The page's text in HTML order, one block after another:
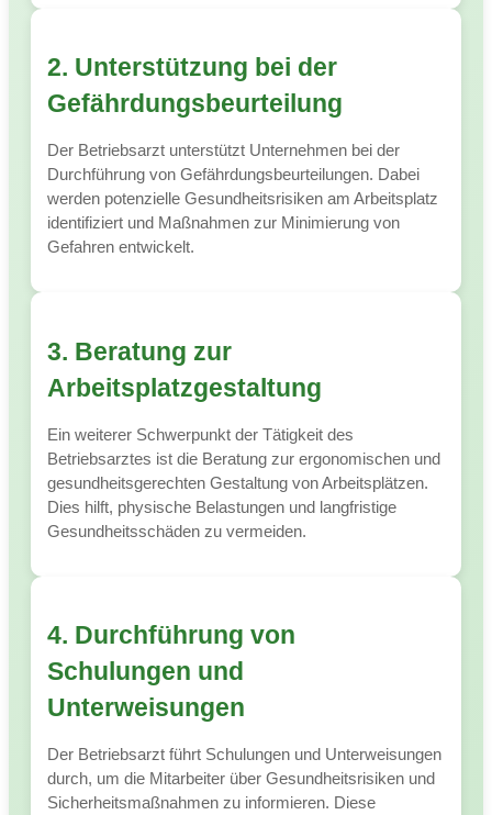
2. Unterstützung bei der
Gefährdungsbeurteilung
Der Betriebsarzt unterstützt Unternehmen bei der
Durchführung von Gefährdungsbeurteilungen. Dabei
werden potenzielle Gesundheitsrisiken am Arbeitsplatz
identifiziert und Maßnahmen zur Minimierung von
Gefahren entwickelt.
3. Beratung zur
Arbeitsplatzgestaltung
Ein weiterer Schwerpunkt der Tätigkeit des
Betriebsarztes ist die Beratung zur ergonomischen und
gesundheitsgerechten Gestaltung von Arbeitsplätzen.
Dies hilft, physische Belastungen und langfristige
Gesundheitsschäden zu vermeiden.
4. Durchführung von
Schulungen und
Unterweisungen
Der Betriebsarzt führt Schulungen und Unterweisungen
durch, um die Mitarbeiter über Gesundheitsrisiken und
Sicherheitsmaßnahmen zu informieren. Diese